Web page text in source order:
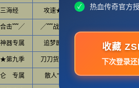
海经 攻速★独家新版 █散人逆袭
击﹌╱ ╱﹌战神＋①﹌╲
器专属 追梦剧情丶攻速 ◆地图全
第九季 刀刀货币〓必喷水 ０充通关Ｘ
专属 散人”必玩”白嫖 散人白嫖追
✓ 热血传奇官方
收藏
下次登录还